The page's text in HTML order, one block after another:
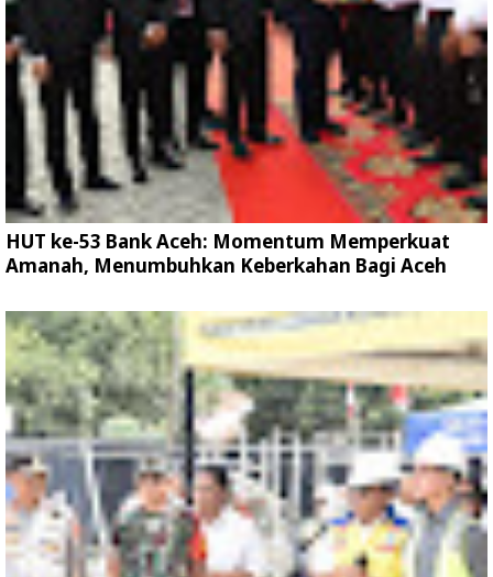
HUT ke-53 Bank Aceh: Momentum Memperkuat
Amanah, Menumbuhkan Keberkahan Bagi Aceh